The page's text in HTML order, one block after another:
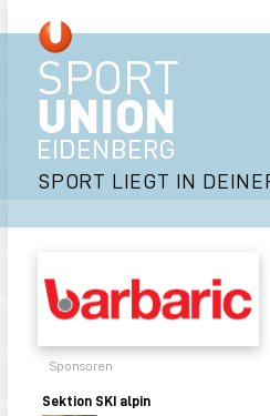
SPORT LIEGT IN
Sponsoren
Sektion SKI alpin